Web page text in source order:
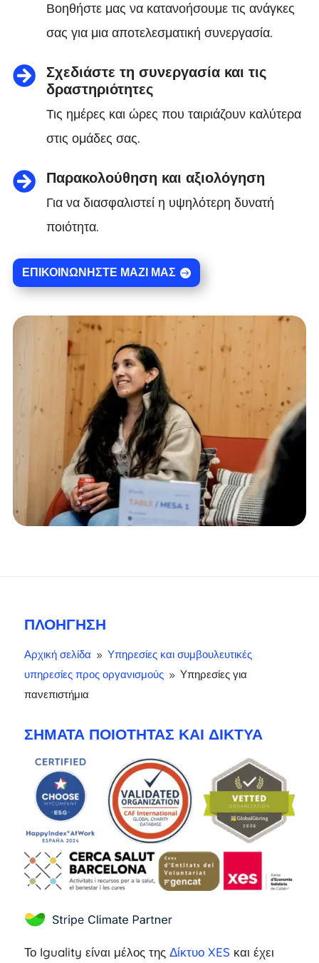
Βοηθήστε μας να κατανοήσουμε τις ανάγκες
σας για μια αποτελεσματική συνεργασία.
 Σχεδιάστε τη συνεργασία και τις
δραστηριότητες
Τις ημέρες και ώρες που ταιριάζουν καλύτερα
στις ομάδες σας.
 Παρακολούθηση και αξιολόγηση
Για να διασφαλιστεί η υψηλότερη δυνατή
ποιότητα.
ΕΠΙΚΟΙΝΩΝΉΣΤΕ ΜΑΖΊ ΜΑΣ
ΠΛΟΉΓΗΣΗ
Αρχική σελίδα 9 Υπηρεσίες και συμβουλευτικές
υπηρεσίες προς οργανισμούς 9 Υπηρεσίες για
πανεπιστήμια
ΣΉΜΑΤΑ ΠΟΙΌΤΗΤΑΣ ΚΑΙ ΔΊΚΤΥΑ
Το Iguality είναι μέλος της Δίκτυο XES και έχει